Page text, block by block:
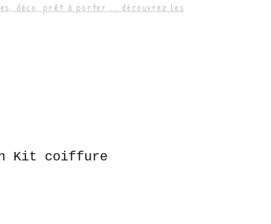
déco, prêt à porter ... découvrez les
Kit coiffure